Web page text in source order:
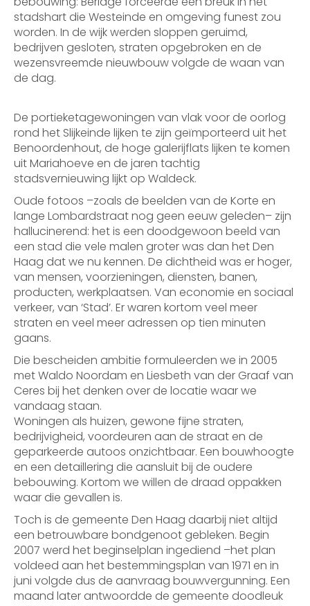
stadshart die Westeinde en omgeving funest zou
worden. In de wijk werden sloppen geruimd,
bedrijven gesloten, straten opgebroken en de
wezensvreemde nieuwbouw volgde de waan van
de dag.
De portieketagewoningen van vlak voor de oorlog
rond het Slijkeinde lijken te zijn geïmporteerd uit het
Benoordenhout, de hoge galerijflats lijken te komen
uit Mariahoeve en de jaren tachtig
stadsvernieuwing lijkt op Waldeck.
Oude fotoos –zoals de beelden van de Korte en
lange Lombardstraat nog geen eeuw geleden– zijn
hallucinerend: het is een doodgewoon beeld van
een stad die vele malen groter was dan het Den
Haag dat we nu kennen. De dichtheid was er hoger,
van mensen, voorzieningen, diensten, banen,
producten, werkplaatsen. Van economie en sociaal
verkeer, van ‘Stad’. Er waren kortom veel meer
straten en veel meer adressen op tien minuten
gaans.
Die bescheiden ambitie formuleerden we in 2005
met Waldo Noordam en Liesbeth van der Graaf van
Ceres bij het denken over de locatie waar we
vandaag staan.
Woningen als huizen, gewone fijne straten,
bedrijvigheid, voordeuren aan de straat en de
geparkeerde autoos onzichtbaar. Een bouwhoogte
en een detaillering die aansluit bij de oudere
bebouwing. Kortom we willen de draad oppakken
waar die gevallen is.
Toch is de gemeente Den Haag daarbij niet altijd
een betrouwbare bondgenoot gebleken. Begin
2007 werd het beginselplan ingediend –het plan
voldeed aan het bestemmingsplan van 1971 en in
juni volgde dus de aanvraag bouwvergunning. Een
maand later antwoordde de gemeente doodleuk